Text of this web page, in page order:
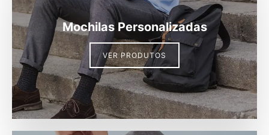
Mochilas Personalizadas
VER PRODUTOS